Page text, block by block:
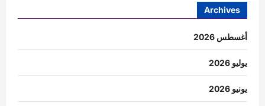
Archives
أغسطس 2026
يوليو 2026
يونيو 2026